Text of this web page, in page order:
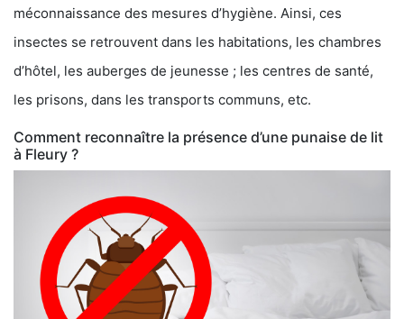
méconnaissance des mesures d’hygiène. Ainsi, ces
insectes se retrouvent dans les habitations, les chambres
d’hôtel, les auberges de jeunesse ; les centres de santé,
les prisons, dans les transports communs, etc.
Comment reconnaître la présence d’une punaise de lit
à Fleury ?